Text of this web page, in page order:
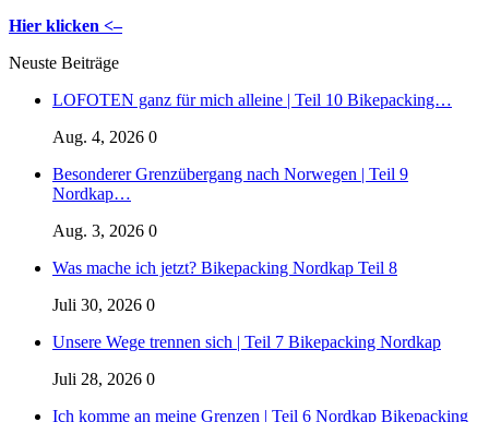
Hier klicken <–
Neuste Beiträge
LOFOTEN ganz für mich alleine | Teil 10 Bikepacking…
Aug. 4, 2026 0
Besonderer Grenzübergang nach Norwegen | Teil 9
Nordkap…
Aug. 3, 2026 0
Was mache ich jetzt? Bikepacking Nordkap Teil 8
Juli 30, 2026 0
Unsere Wege trennen sich | Teil 7 Bikepacking Nordkap
Juli 28, 2026 0
Ich komme an meine Grenzen | Teil 6 Nordkap Bikepacking